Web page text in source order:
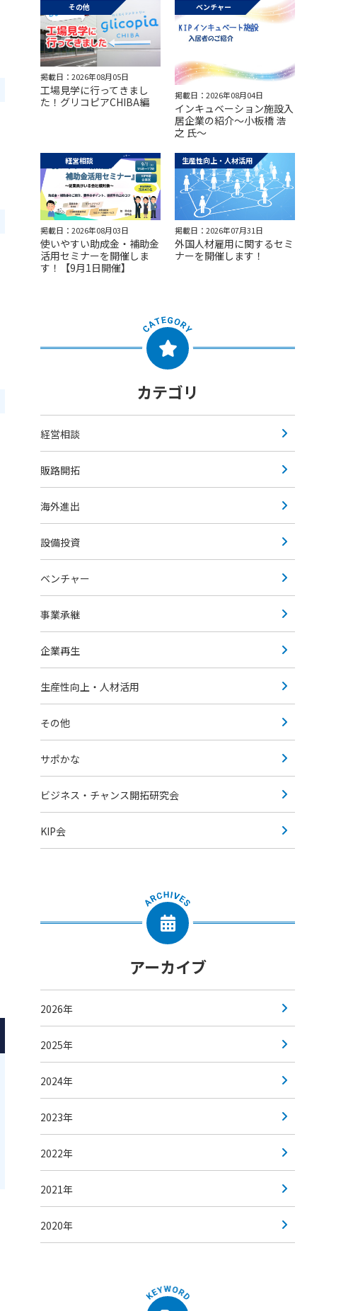
その他
掲載日：2026年08月05日
工場見学に行ってきまし
た！グリコピアCHIBA編
ベンチャー
掲載日：2026年08月04日
インキュベーション施設入
居企業の紹介～小板橋 浩
之 氏～
経営相談
掲載日：2026年08月03日
使いやすい助成金・補助金
活用セミナーを開催しま
す！【9月1日開催】
生産性向上・人材活用
掲載日：2026年07月31日
外国人材雇用に関するセミ
ナーを開催します！
カテゴリ
経営相談
販路開拓
海外進出
設備投資
ベンチャー
事業承継
企業再生
生産性向上・人材活用
その他
サポかな
ビジネス・チャンス開拓研究会
KIP会
アーカイブ
2026年
2025年
2024年
2023年
2022年
2021年
2020年